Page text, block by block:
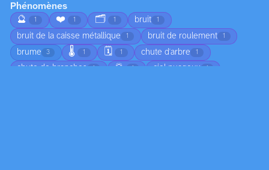
Phénomènes
🔮
1 ❤️ 1 🗂️ 1 bruit 1
bruit de la caisse métallique 1 bruit de roulement 1
brume 3 🌡️ 1 🗓️ 1 chute d'arbre 1
chute de branches 1 🌅 1 ciel nuageux 1